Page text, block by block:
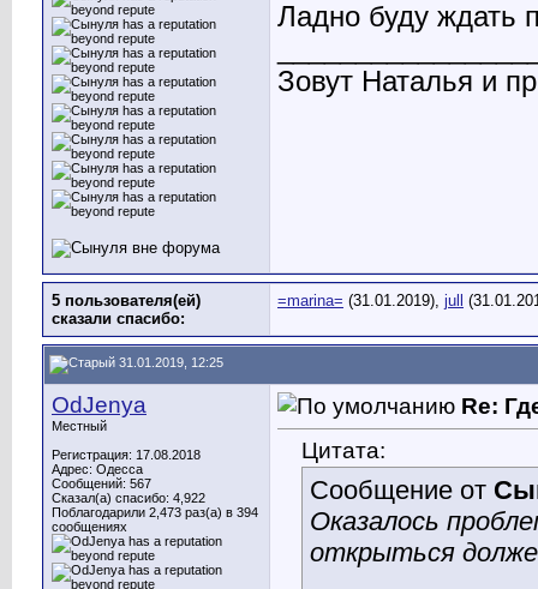
Ладно буду ждать
Зовут Наталья и
5 пользователя(ей)
сказали cпасибо:
=marina= (31.01.2019), jull
31.01.2019, 12:25
OdJenya
Местный
Регистрация: 17.08.2018
Адрес: Одесса
Сообщений: 567
Сказал(а) спасибо: 4,922
Поблагодарили 2,473 раз(а) в 394
сообщениях
Re:
Цитата:
Сообщение от
Оказалось
открыться